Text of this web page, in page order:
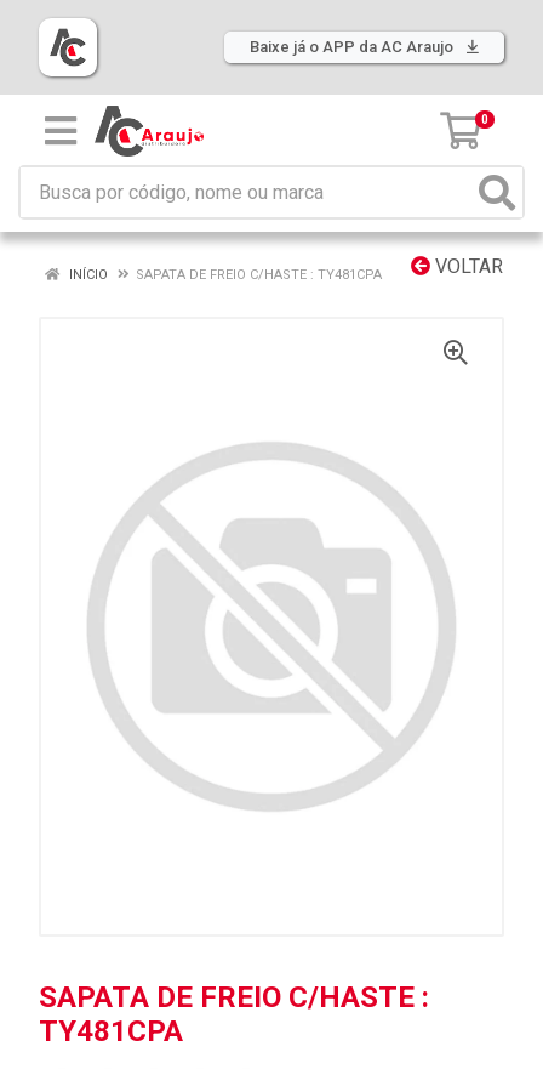
Baixe já o APP da AC Araujo
0
VOLTAR
INÍCIO SAPATA DE FREIO C/HASTE : TY481CPA
SAPATA DE FREIO C/HASTE :
TY481CPA